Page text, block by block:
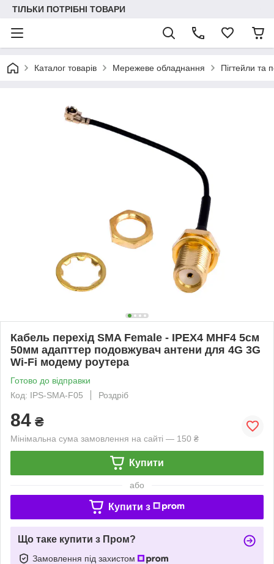
ТІЛЬКИ ПОТРІБНІ ТОВАРИ
Каталог товарів Мережеве обладнання Пігтейли та
Кабель перехід SMA Female - IPEX4 MHF4 5см
50мм адапттер подовжувач антени для 4G 3G
Wi-Fi модему роутера
Готово до відправки
Код: IPS-SMA-F05
Роздріб
84 ₴
Мінімальна сума замовлення на сайті — 150 ₴
Купити
або
Купити з
Що таке купити з Пром?
Замовлення під захистом